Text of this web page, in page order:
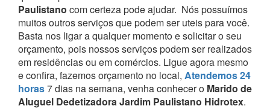
Paulistano com certeza pode ajudar. Nós possuímos
muitos outros serviços que podem ser uteis para você.
Basta nos ligar a qualquer momento e solicitar o seu
orçamento, pois nossos serviços podem ser realizados
em residências ou em comércios. Ligue agora mesmo
e confira, fazemos orçamento no local, Atendemos 24
horas7 dias na semana, venha conhecer o Marido de
Aluguel Dedetizadora Jardim Paulistano Hidrotex.